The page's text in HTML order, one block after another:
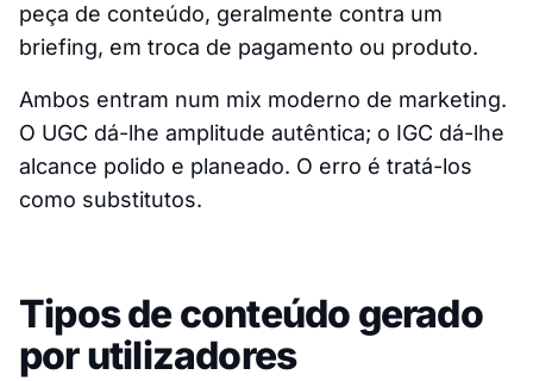
peça de conteúdo, geralmente contra um
briefing, em troca de pagamento ou produto.
Ambos entram num mix moderno de marketing.
O UGC dá-lhe amplitude autêntica; o IGC dá-lhe
alcance polido e planeado. O erro é tratá-los
como substitutos.
Tipos de conteúdo gerado
por utilizadores